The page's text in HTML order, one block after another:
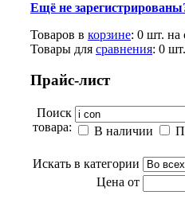
Ещё не
Товаров в корзине: 0 шт. на
Товары для сравнения: 0 шт.
Прайс-лист
Поиск
товара:
В наличии
Искать в категории
Цена от